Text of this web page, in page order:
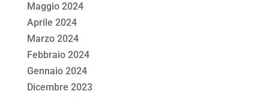
Maggio 2024
Aprile 2024
Marzo 2024
Febbraio 2024
Gennaio 2024
Dicembre 2023